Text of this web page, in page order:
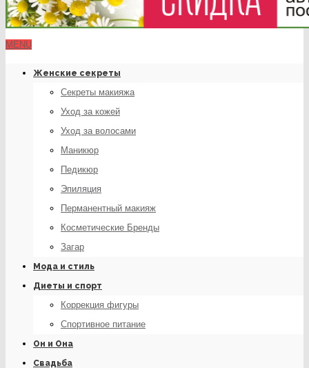
MENU
Женские секреты
Секреты макияжа
Уход за кожей
Уход за волосами
Маникюр
Педикюр
Эпиляция
Перманентный макияж
Косметические Бренды
Загар
Мода и стиль
Диеты и спорт
Коррекция фигуры
Спортивное питание
Он и Она
Свадьба